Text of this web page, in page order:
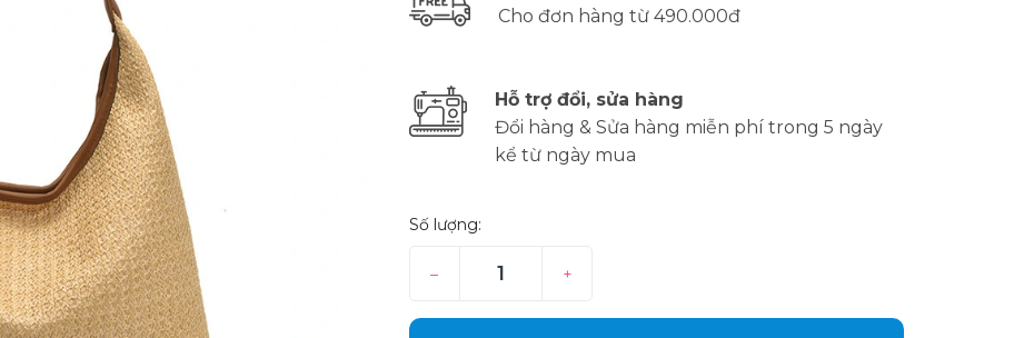
Cho đơn hàng từ 490.000đ
Hỗ trợ đổi, sửa hàng
Đổi hàng & Sửa hàng miễn phí trong 5 ngày
kể từ ngày mua
Số lượng:
– +